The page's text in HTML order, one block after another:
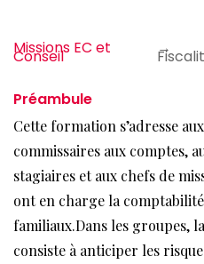
Plan de
Bilan de compétences
Médiathèque
Contactez le CEECA
Missions EC et
Conseil →
Préambule
Cette formation s’adresse
commissaires aux comptes,
stagiaires et aux chefs de
ont en charge la
familiaux.Dans les groupes,
consiste à anticiper les